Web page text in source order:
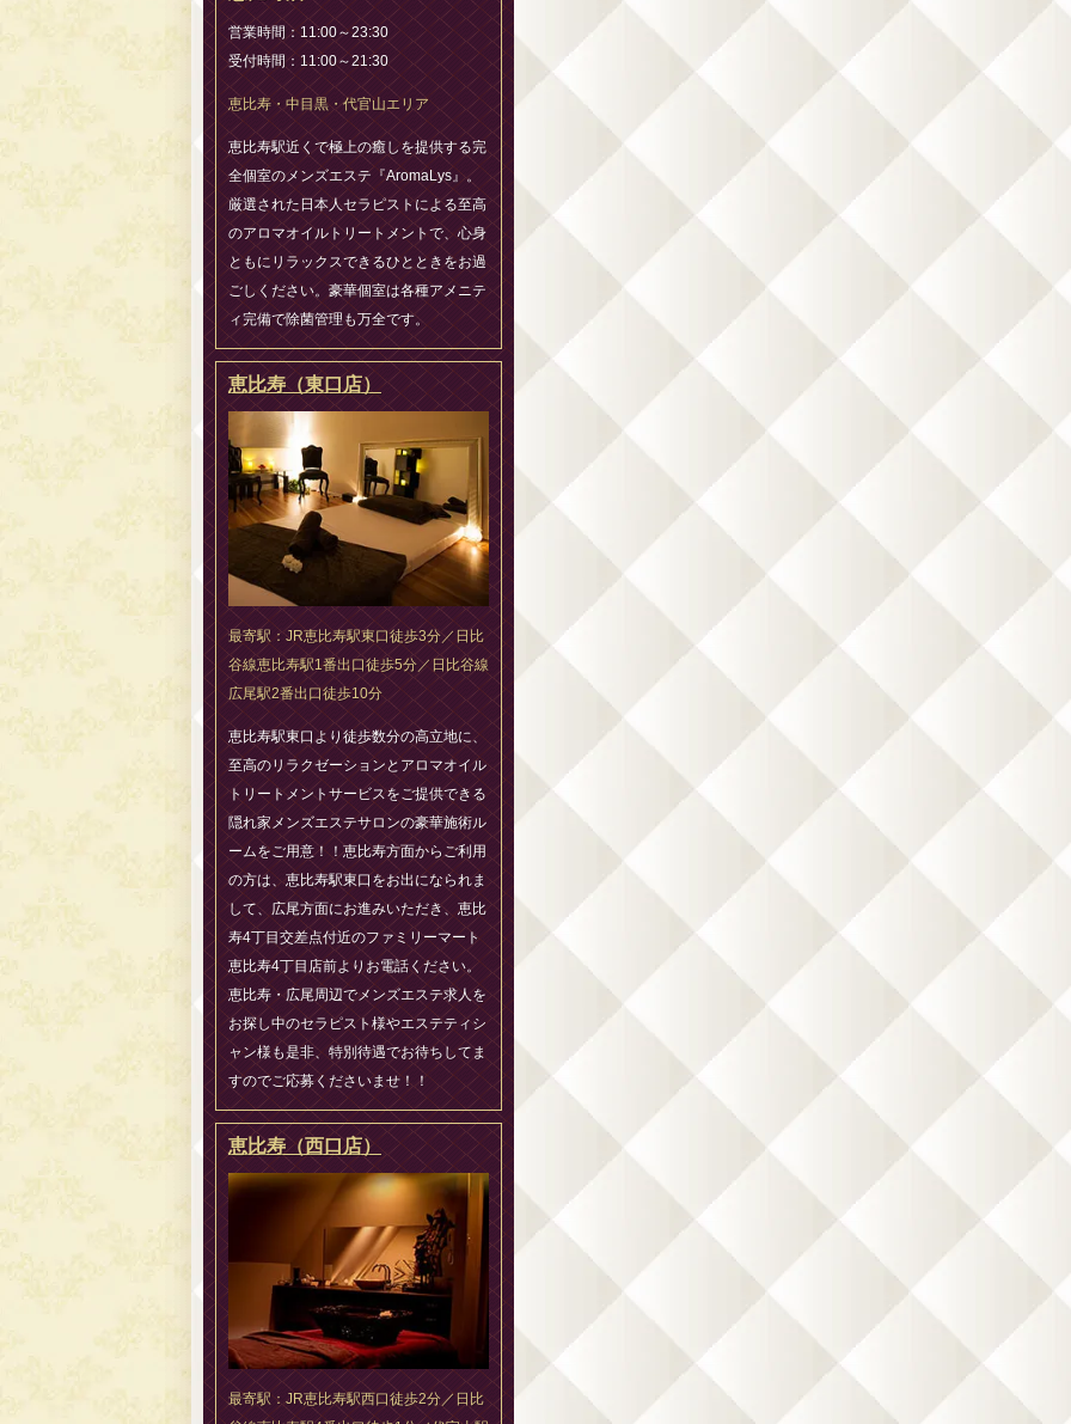
営業時間：11:00～23:30
受付時間：11:00～21:30
恵比寿・中目黒・代官山エリア
恵比寿駅近くで極上の癒しを提供する完
全個室のメンズエステ『AromaLys』。
厳選された日本人セラピストによる至高
のアロマオイルトリートメントで、心身
ともにリラックスできるひとときをお過
ごしください。豪華個室は各種アメニテ
ィ完備で除菌管理も万全です。
恵比寿（東口店）
最寄駅：JR恵比寿駅東口徒歩3分／日比
谷線恵比寿駅1番出口徒歩5分／日比谷線
広尾駅2番出口徒歩10分
恵比寿駅東口より徒歩数分の高立地に、
至高のリラクゼーションとアロマオイル
トリートメントサービスをご提供できる
隠れ家メンズエステサロンの豪華施術ル
ームをご用意！！恵比寿方面からご利用
の方は、恵比寿駅東口をお出になられま
して、広尾方面にお進みいただき、恵比
寿4丁目交差点付近のファミリーマート
恵比寿4丁目店前よりお電話ください。
恵比寿・広尾周辺でメンズエステ求人を
お探し中のセラピスト様やエステティシ
ャン様も是非、特別待遇でお待ちしてま
すのでご応募くださいませ！！
恵比寿（西口店）
最寄駅：JR恵比寿駅西口徒歩2分／日比